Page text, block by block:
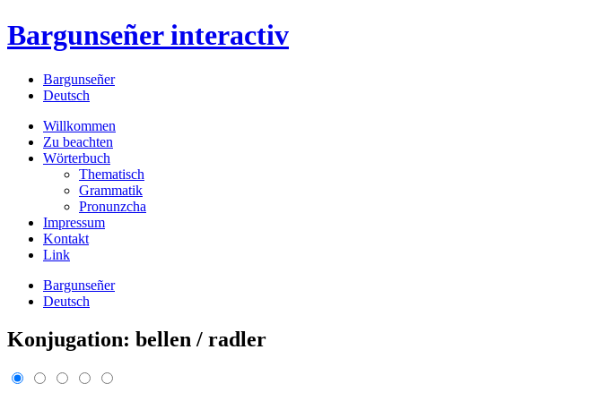
Bargunseñerinteractiv
Bargunseñer
Deutsch
Willkommen
Zu beachten
Wörterbuch
Thematisch
Grammatik
Pronunzcha
Impressum
Kontakt
Link
Bargunseñer
Deutsch
Konjugation: bellen / radler